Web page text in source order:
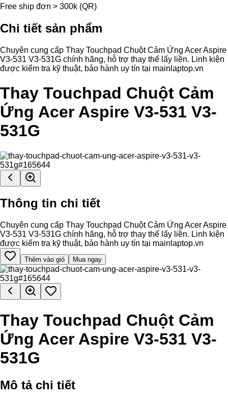
Free ship đơn > 300k (QR)
Chi tiết sản phẩm
Chuyên cung cấp Thay Touchpad Chuột Cảm Ứng Acer Aspire
V3-531 V3-531G chính hãng, hỗ trợ thay thế lấy liền. Linh kiện
được kiểm tra kỹ thuật, bảo hành uy tín tại mainlaptop.vn
Thay Touchpad Chuột Cảm
Ứng Acer Aspire V3-531 V3-
531G
Thông tin chi tiết
Chuyên cung cấp Thay Touchpad Chuột Cảm Ứng Acer Aspire
V3-531 V3-531G chính hãng, hỗ trợ thay thế lấy liền. Linh kiện
được kiểm tra kỹ thuật, bảo hành uy tín tại mainlaptop.vn
Thêm vào giỏ Mua ngay
Thay Touchpad Chuột Cảm
Ứng Acer Aspire V3-531 V3-
531G
Mô tả chi tiết